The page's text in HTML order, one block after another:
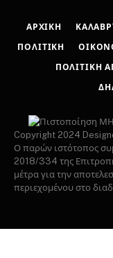
ΑΡΧΙΚΉ
ΠΟΛΙΤΙΚΉ
ΠΟΛΙΤΙΚΉ
Copyright 2024
Ο παρών ιστότοπος
2018/334 της
μέτρα για την
περιεχομένου στο